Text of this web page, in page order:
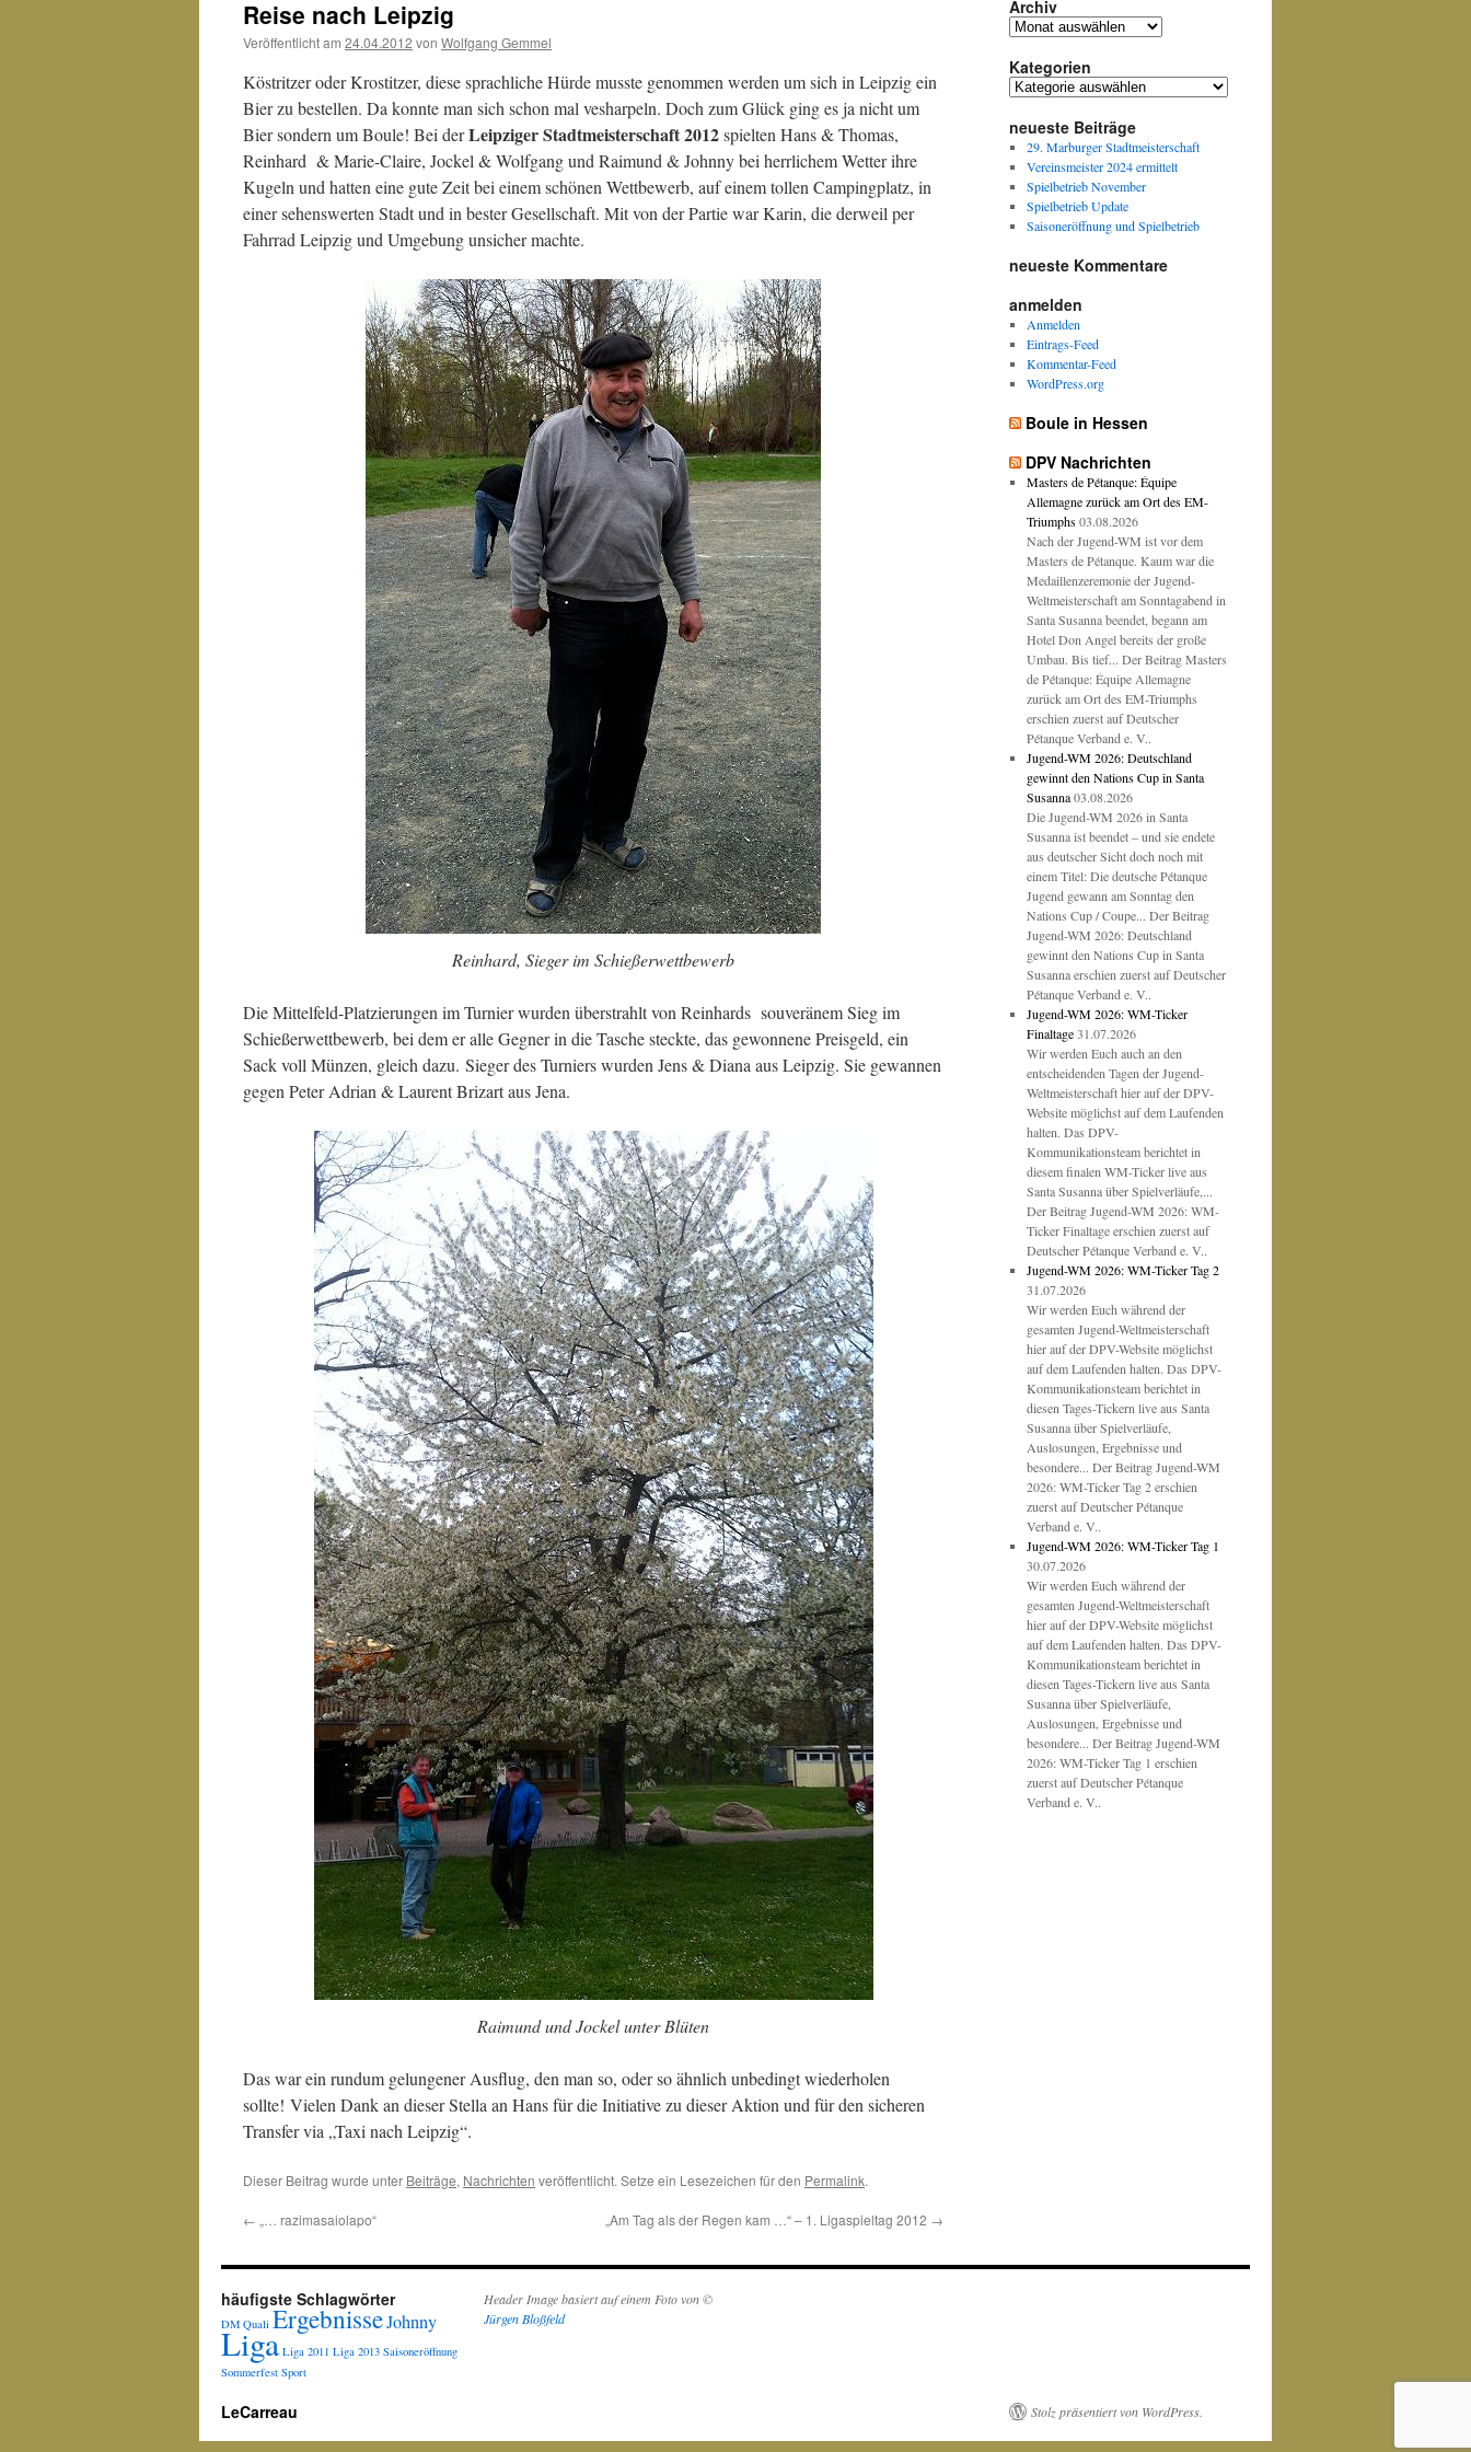
Reise nach Leipzig
Veröffentlicht am 24.04.2012 von Wolfgang Gemmel
Köstritzer oder Krostitzer, diese sprachliche Hürde musste genommen werden um sich in Leipzig ein
Bier zu bestellen. Da konnte man sich schon mal vesharpeln. Doch zum Glück ging es ja nicht um
Bier sondern um Boule! Bei derLeipziger Stadtmeisterschaft 2012spielten Hans & Thomas,
Reinhard & Marie-Claire, Jockel & Wolfgang und Raimund & Johnny bei herrlichem Wetter ihre
Kugeln und hatten eine gute Zeit bei einem schönen Wettbewerb, auf einem tollen Campingplatz, in
einer sehenswerten Stadt und in bester Gesellschaft. Mit von der Partie war Karin, die derweil per
Fahrrad Leipzig und Umgebung unsicher machte.
Reinhard, Sieger im Schießerwettbewerb
Die Mittelfeld-Platzierungen im Turnier wurden überstrahlt von Reinhards souveränem Sieg im
Schießerwettbewerb, bei dem er alle Gegner in die Tasche steckte, das gewonnene Preisgeld, ein
Sack voll Münzen, gleich dazu. Sieger des Turniers wurden Jens & Diana aus Leipzig. Sie gewannen
gegen Peter Adrian & Laurent Brizart aus Jena.
Raimund und Jockel unter Blüten
Das war ein rundum gelungener Ausflug, den man so, oder so ähnlich unbedingt wiederholen
sollte! Vielen Dank an dieser Stella an Hans für die Initiative zu dieser Aktion und für den sicheren
Transfer via „Taxi nach Leipzig“.
Dieser Beitrag wurde unter Beiträge, Nachrichten veröffentlicht. Setze ein Lesezeichen für den Permalink.
← „… razimasaiolapo“ „Am Tag als der Regen kam …“ – 1. Ligaspieltag 2012 →
Archiv
Archiv
Kategorien
Kategorien
neueste Beiträge
29. Marburger Stadtmeisterschaft
Vereinsmeister 2024 ermittelt
Spielbetrieb November
Spielbetrieb Update
Saisoneröffnung und Spielbetrieb
neueste Kommentare
anmelden
Anmelden
Eintrags-Feed
Kommentar-Feed
WordPress.org
Boule in Hessen
DPV Nachrichten
Masters de Pétanque: Équipe
Allemagne zurück am Ort des EM-
Triumphs 03.08.2026
Nach der Jugend-WM ist vor dem
Masters de Pétanque. Kaum war die
Medaillenzeremonie der Jugend-
Weltmeisterschaft am Sonntagabend in
Santa Susanna beendet, begann am
Hotel Don Angel bereits der große
Umbau. Bis tief... Der Beitrag Masters
de Pétanque: Équipe Allemagne
zurück am Ort des EM-Triumphs
erschien zuerst auf Deutscher
Pétanque Verband e. V..
Jugend-WM 2026: Deutschland
gewinnt den Nations Cup in Santa
Susanna 03.08.2026
Die Jugend-WM 2026 in Santa
Susanna ist beendet – und sie endete
aus deutscher Sicht doch noch mit
einem Titel: Die deutsche Pétanque
Jugend gewann am Sonntag den
Nations Cup / Coupe... Der Beitrag
Jugend-WM 2026: Deutschland
gewinnt den Nations Cup in Santa
Susanna erschien zuerst auf Deutscher
Pétanque Verband e. V..
Jugend-WM 2026: WM-Ticker
Finaltage 31.07.2026
Wir werden Euch auch an den
entscheidenden Tagen der Jugend-
Weltmeisterschaft hier auf der DPV-
Website möglichst auf dem Laufenden
halten. Das DPV-
Kommunikationsteam berichtet in
diesem finalen WM-Ticker live aus
Santa Susanna über Spielverläufe,...
Der Beitrag Jugend-WM 2026: WM-
Ticker Finaltage erschien zuerst auf
Deutscher Pétanque Verband e. V..
Jugend-WM 2026: WM-Ticker Tag 2
31.07.2026
Wir werden Euch während der
gesamten Jugend-Weltmeisterschaft
hier auf der DPV-Website möglichst
auf dem Laufenden halten. Das DPV-
Kommunikationsteam berichtet in
diesen Tages-Tickern live aus Santa
Susanna über Spielverläufe,
Auslosungen, Ergebnisse und
besondere... Der Beitrag Jugend-WM
2026: WM-Ticker Tag 2 erschien
zuerst auf Deutscher Pétanque
Verband e. V..
Jugend-WM 2026: WM-Ticker Tag 1
30.07.2026
Wir werden Euch während der
gesamten Jugend-Weltmeisterschaft
hier auf der DPV-Website möglichst
auf dem Laufenden halten. Das DPV-
Kommunikationsteam berichtet in
diesen Tages-Tickern live aus Santa
Susanna über Spielverläufe,
Auslosungen, Ergebnisse und
besondere... Der Beitrag Jugend-WM
2026: WM-Ticker Tag 1 erschien
zuerst auf Deutscher Pétanque
Verband e. V..
häufigste Schlagwörter
DM Quali ErgebnisseJohnny
Liga Liga 2011 Liga 2013 Saisoneröffnung
Sommerfest Sport
Header Image basiert auf einem Foto von ©
Jürgen Bloßfeld
LeCarreau Stolz präsentiert von WordPress.